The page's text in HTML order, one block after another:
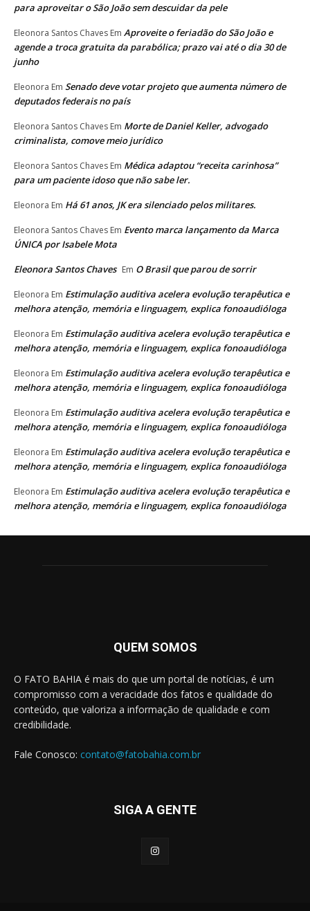
para aproveitar o São João sem descuidar da pele
Eleonora Santos Chaves Em Aproveite o feriadão do São João e
agende a troca gratuita da parabólica; prazo vai até o dia 30 de
junho
Eleonora Em Senado deve votar projeto que aumenta número de
deputados federais no país
Eleonora Santos Chaves Em Morte de Daniel Keller, advogado
criminalista, comove meio jurídico
Eleonora Santos Chaves Em Médica adaptou “receita carinhosa”
para um paciente idoso que não sabe ler.
Eleonora Em Há 61 anos, JK era silenciado pelos militares.
Eleonora Santos Chaves Em Evento marca lançamento da Marca
ÚNICA por Isabele Mota
Eleonora Santos Chaves Em O Brasil que parou de sorrir
Eleonora Em Estimulação auditiva acelera evolução terapêutica e
melhora atenção, memória e linguagem, explica fonoaudióloga
Eleonora Em Estimulação auditiva acelera evolução terapêutica e
melhora atenção, memória e linguagem, explica fonoaudióloga
Eleonora Em Estimulação auditiva acelera evolução terapêutica e
melhora atenção, memória e linguagem, explica fonoaudióloga
Eleonora Em Estimulação auditiva acelera evolução terapêutica e
melhora atenção, memória e linguagem, explica fonoaudióloga
Eleonora Em Estimulação auditiva acelera evolução terapêutica e
melhora atenção, memória e linguagem, explica fonoaudióloga
Eleonora Em Estimulação auditiva acelera evolução terapêutica e
melhora atenção, memória e linguagem, explica fonoaudióloga
QUEM SOMOS
O FATO BAHIA é mais do que um portal de notícias, é um
compromisso com a veracidade dos fatos e qualidade do
conteúdo, que valoriza a informação de qualidade e com
credibilidade.
Fale Conosco: contato@fatobahia.com.br
SIGA A GENTE